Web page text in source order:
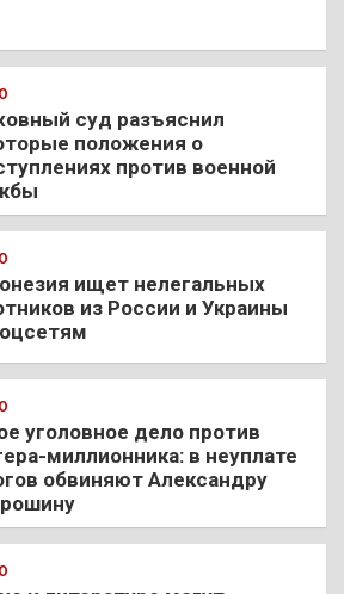
суд разъяснил
положения о
против военной
ищет нелегальных
из России и Украины
уголовное дело против
миллионника: в неуплате
обвиняют Александру